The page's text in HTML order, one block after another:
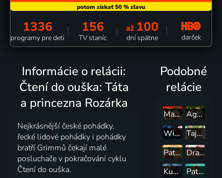
1336
programy pre deti
156
TV staníc
až 100
dní spätne darček
Informácie o relácii:
Čtení do ouška: Táta
a princezna Rozárka
Nejkrásnější české pohádky,
řecké lidové pohádky i pohádky
bratří Grimmů čekají malé
posluchače v pokračování cyklu
Čtení do ouška.
Podobné
relácie
Madla a Ťap
Agent v kapse
Wifina
Tajemství staré bambitky
Pat a Mat vo filme
Draci v hrnci
Kuky se vrací
Pat a Mat: Zimní radovánky